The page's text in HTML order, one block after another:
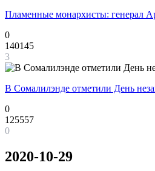
Пламенные монархисты: генерал
0
140145
3
В Сомалилэнде отметили День
0
125557
0
2020-10-29